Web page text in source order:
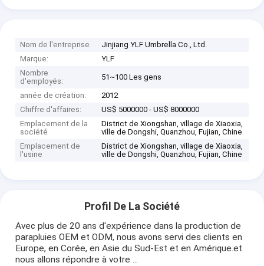
Nom de l'entreprise
Jinjiang YLF Umbrella Co., Ltd.
Marque:
YLF
Nombre
d'employés:
51~100 Les gens
année de création:
2012
Chiffre d'affaires:
US$ 5000000 - US$ 8000000
Emplacement de la
société
District de Xiongshan, village de Xiaoxia,
ville de Dongshi, Quanzhou, Fujian, Chine
Emplacement de
l'usine
District de Xiongshan, village de Xiaoxia,
ville de Dongshi, Quanzhou, Fujian, Chine
Profil De La Société
Avec plus de 20 ans d'expérience dans la production de
parapluies OEM et ODM, nous avons servi des clients en
Europe, en Corée, en Asie du Sud-Est et en Amérique.et
nous allons répondre à votre ...